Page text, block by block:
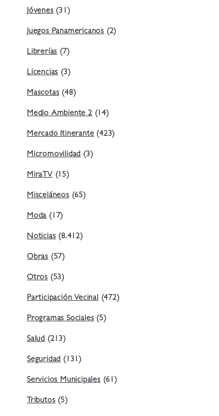
Jóvenes (31)
Juegos Panamericanos (2)
Librerías (7)
Licencias (3)
Mascotas (48)
Medio Ambiente 2(14)
Mercado Itinerante (423)
Micromovilidad (3)
MiraTV (15)
Misceláneos (65)
Moda (17)
Noticias (8.412)
Obras (57)
Otros (53)
Participación Vecinal (472)
Programas Sociales (5)
Salud (213)
Seguridad (131)
Servicios Municipales (61)
Tributos (5)